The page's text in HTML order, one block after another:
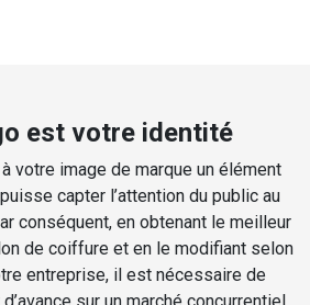
est votre identité
à votre image de marque un élément
capter l’attention du public au
conséquent, en obtenant le meilleur
de coiffure et en le modifiant selon
entreprise, il est nécessaire de